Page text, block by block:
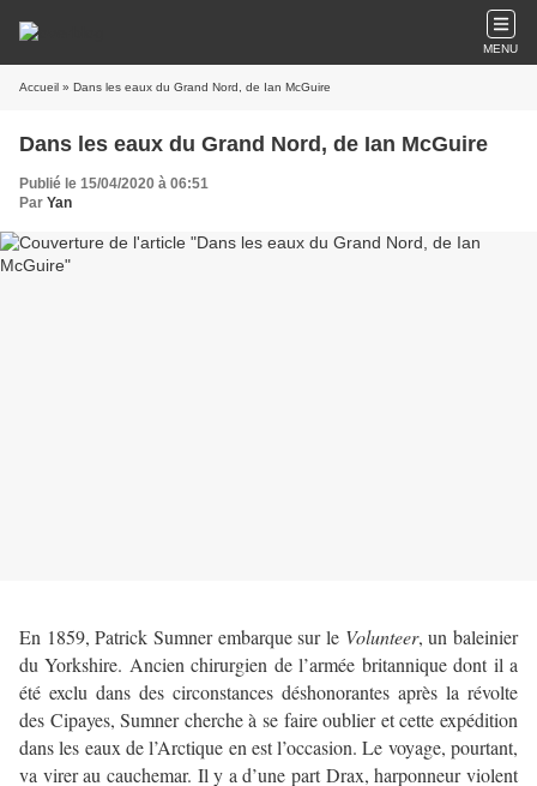
MENU
Accueil » Dans les eaux du Grand Nord, de Ian McGuire
Dans les eaux du Grand Nord, de Ian McGuire
Publié le 15/04/2020 à 06:51
Par Yan
En 1859, Patrick Sumner embarque sur le Volunteer, un baleinier
du Yorkshire. Ancien chirurgien de l’armée britannique dont il a
été exclu dans des circonstances déshonorantes après la révolte
des Cipayes, Sumner cherche à se faire oublier et cette expédition
dans les eaux de l’Arctique en est l’occasion. Le voyage, pourtant,
va virer au cauchemar. Il y a d’une part Drax, harponneur violent